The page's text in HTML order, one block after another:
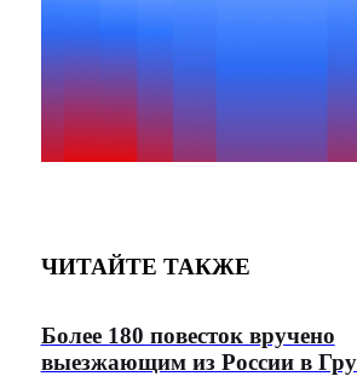
ЧИТАЙТЕ ТАКЖЕ
Более 180 повесток вручено
выезжающим из России в